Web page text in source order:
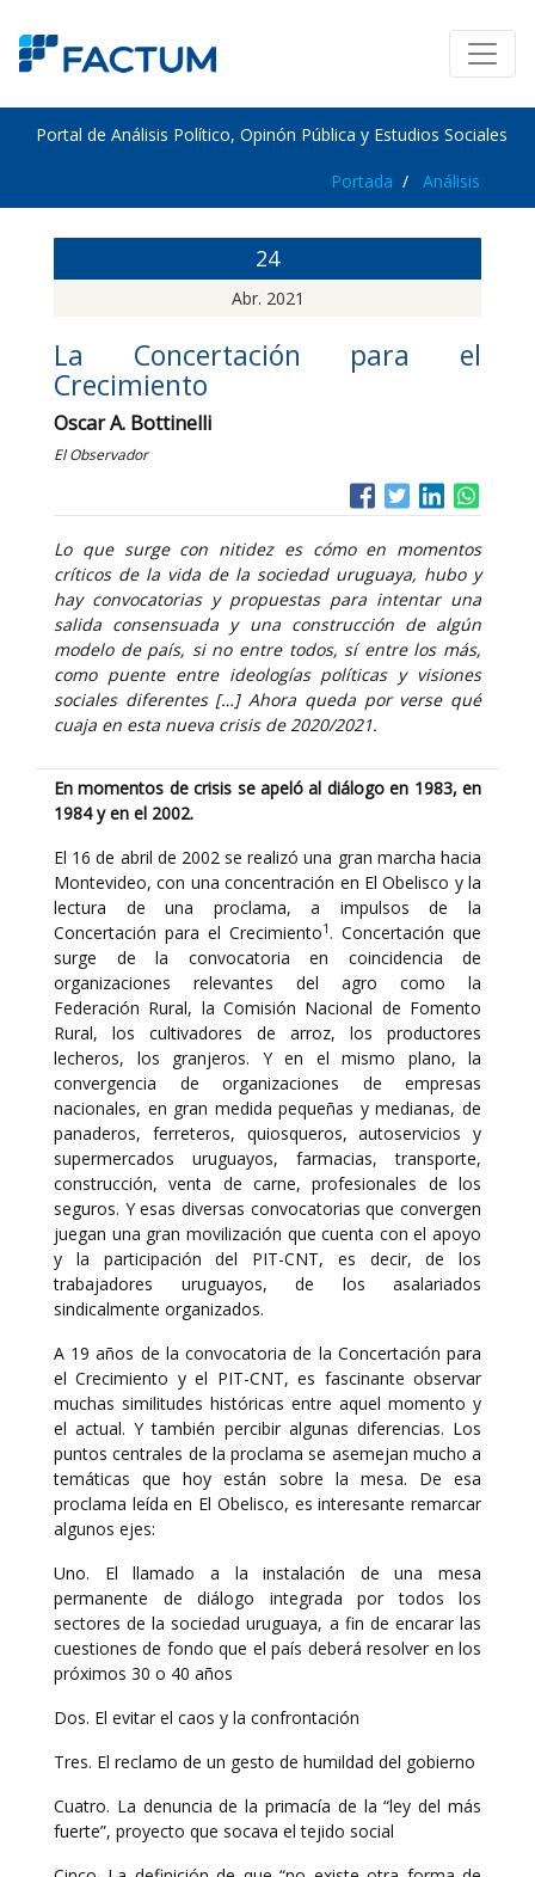
Portal de Análisis Político, Opinón Pública y Estudios Sociales
Portada Análisis
24
Abr. 2021
La Concertación para el
Crecimiento
Oscar A. Bottinelli
El Observador
Lo que surge con nitidez es cómo en momentos
críticos de la vida de la sociedad uruguaya, hubo y
hay convocatorias y propuestas para intentar una
salida consensuada y una construcción de algún
modelo de país, si no entre todos, sí entre los más,
como puente entre ideologías políticas y visiones
sociales diferentes […] Ahora queda por verse qué
cuaja en esta nueva crisis de 2020/2021.
En momentos de crisis se apeló al diálogo en 1983, en
1984 y en el 2002.
El 16 de abril de 2002 se realizó una gran marcha hacia
Montevideo, con una concentración en El Obelisco y la
lectura de una proclama, a impulsos de la
Concertación para el Crecimiento1 . Concertación que
surge de la convocatoria en coincidencia de
organizaciones relevantes del agro como la
Federación Rural, la Comisión Nacional de Fomento
Rural, los cultivadores de arroz, los productores
lecheros, los granjeros. Y en el mismo plano, la
convergencia de organizaciones de empresas
nacionales, en gran medida pequeñas y medianas, de
panaderos, ferreteros, quiosqueros, autoservicios y
supermercados uruguayos, farmacias, transporte,
construcción, venta de carne, profesionales de los
seguros. Y esas diversas convocatorias que convergen
juegan una gran movilización que cuenta con el apoyo
y la participación del PIT-CNT, es decir, de los
trabajadores uruguayos, de los asalariados
sindicalmente organizados.
A 19 años de la convocatoria de la Concertación para
el Crecimiento y el PIT-CNT, es fascinante observar
muchas similitudes históricas entre aquel momento y
el actual. Y también percibir algunas diferencias. Los
puntos centrales de la proclama se asemejan mucho a
temáticas que hoy están sobre la mesa. De esa
proclama leída en El Obelisco, es interesante remarcar
algunos ejes:
Uno. El llamado a la instalación de una mesa
permanente de diálogo integrada por todos los
sectores de la sociedad uruguaya, a fin de encarar las
cuestiones de fondo que el país deberá resolver en los
próximos 30 o 40 años
Dos. El evitar el caos y la confrontación
Tres. El reclamo de un gesto de humildad del gobierno
Cuatro. La denuncia de la primacía de la “ley del más
fuerte”, proyecto que socava el tejido social